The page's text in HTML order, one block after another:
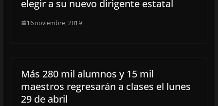
elegir a su nuevo dirigente estatal
16 noviembre, 2019
Más 280 mil alumnos y 15 mil
maestros regresarán a clases el lunes
29 de abril